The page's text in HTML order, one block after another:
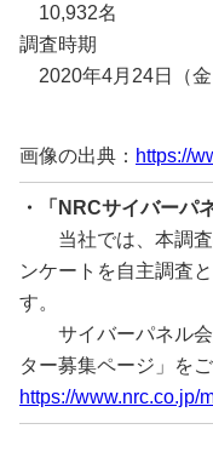
10,932名
調査時期
2020年4月24日（金
画像の出典： https://
・「 NRCサイバーパ
当社では、本調
ンケートを自主調査
す。
サイバーパネル会
ター募集ページ」を
https://www.nrc.co.jp/